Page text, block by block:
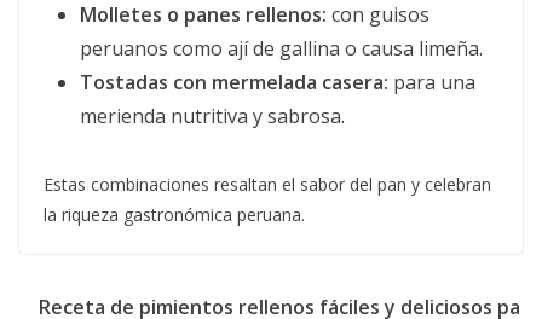
Molletes o panes rellenos: con guisos
peruanos como ají de gallina o causa limeña.
Tostadas con mermelada casera: para una
merienda nutritiva y sabrosa.
Estas combinaciones resaltan el sabor del pan y celebran
la riqueza gastronómica peruana.
Receta de pimientos rellenos fáciles y deliciosos pa